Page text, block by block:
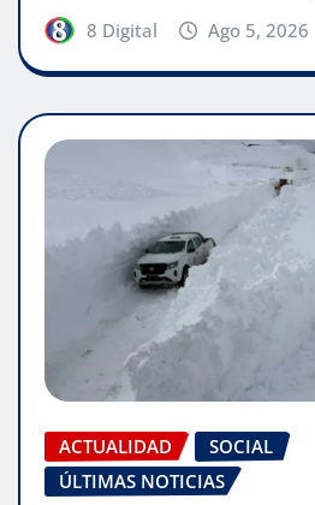
8 Digital Ago 5, 2026
ACTUALIDAD
SOCIAL
ÚLTIMAS NOTICIAS